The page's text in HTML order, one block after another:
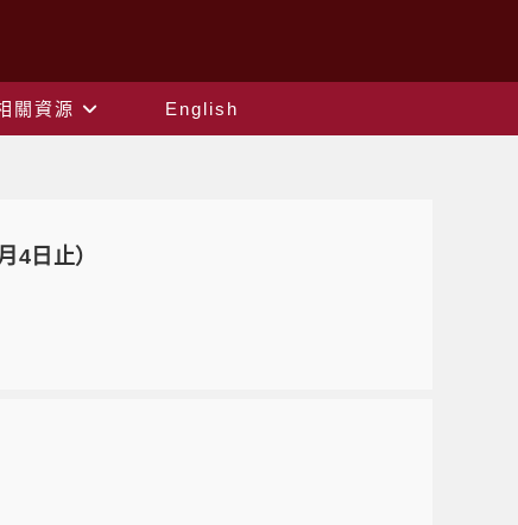
關資源
English
4日止）